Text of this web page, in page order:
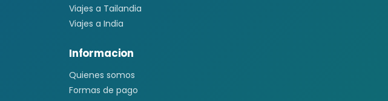
Viajes a Tailandia
Viajes a India
Informacion
Quienes somos
Formas de pago